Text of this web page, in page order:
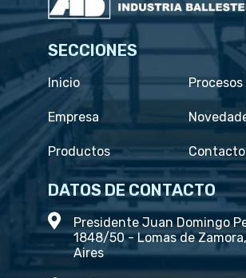
SECCIONES
Inicio
Empresa
Productos
Procesos
Contacto
DATOS DE CONTACTO
Presidente Juan Domingo
1848/50 - Lomas de
Aires